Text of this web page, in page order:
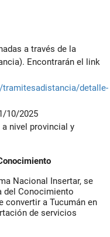
a través de la
. Encontrarán el link
detalle-
10/2025
nivel provincial y
Nacional Insertar, se
del Conocimiento
convertir a Tucumán en
de servicios